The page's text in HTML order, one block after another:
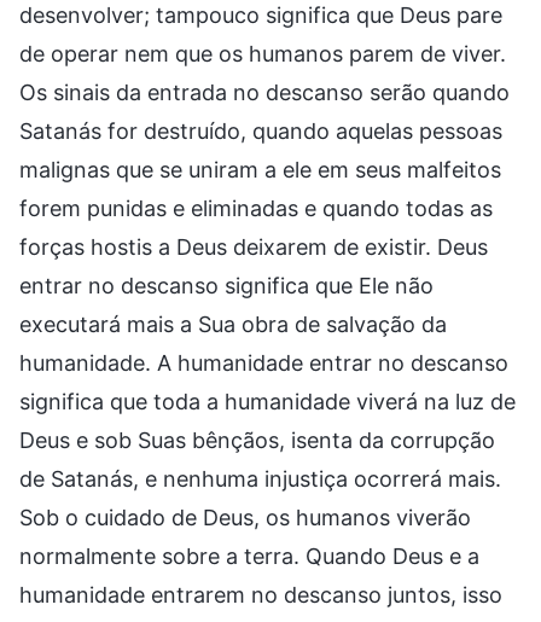
desenvolver; tampouco significa que Deus pare
de operar nem que os humanos parem de viver.
Os sinais da entrada no descanso serão quando
Satanás for destruído, quando aquelas pessoas
malignas que se uniram a ele em seus malfeitos
forem punidas e eliminadas e quando todas as
forças hostis a Deus deixarem de existir. Deus
entrar no descanso significa que Ele não
executará mais a Sua obra de salvação da
humanidade. A humanidade entrar no descanso
significa que toda a humanidade viverá na luz de
Deus e sob Suas bênçãos, isenta da corrupção
de Satanás, e nenhuma injustiça ocorrerá mais.
Sob o cuidado de Deus, os humanos viverão
normalmente sobre a terra. Quando Deus e a
humanidade entrarem no descanso juntos, isso